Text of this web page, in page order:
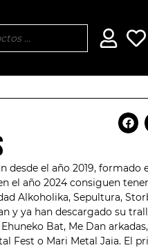
el año 2019, formado
el año 2024 consiguen
Alkoholika, Sepultura,
y ya han descargado su
Bat, Me Dan
Fest o Mari Metal Jaia. El